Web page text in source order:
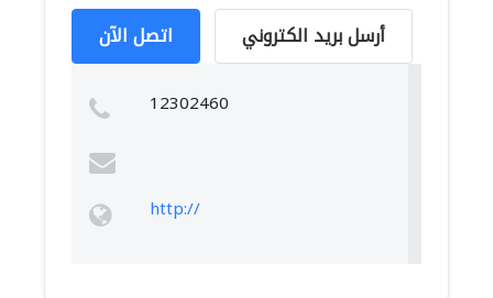
اتصل الآن أرسل بريد الكتروني
12302460
http://